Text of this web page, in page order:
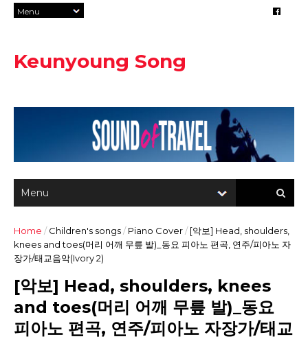
Keunyoung Song
Home / Children's songs/ Piano Cover/ [악보] Head, shoulders,
knees and toes(머리 어깨 무릎 발)_동요 피아노 편곡, 연주/피아노 자
장가/태교음악(Ivory 2)
[악보] Head, shoulders, knees
and toes(머리 어깨 무릎 발)_동요
피아노 편곡, 연주/피아노 자장가/태교